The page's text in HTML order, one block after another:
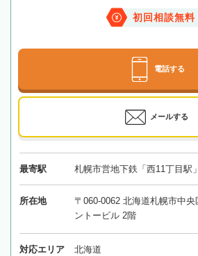
初回相談無料
電話する
メールする
最寄駅 札幌市営地下鉄「西11丁目駅
所在地
〒060-0062 北海道札幌市中
ントービル 2階
対応エリア 北海道